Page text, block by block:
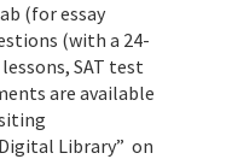
(for essay
(with a 24-
SAT test
are available
Library” on